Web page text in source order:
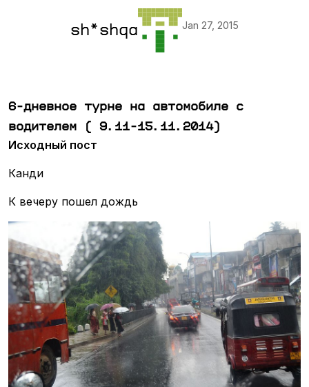
sh*shqa Jan 27, 2015
6-дневное турне на автомобиле с
водителем ( 9.11-15.11.2014)
Исходный пост
Канди
К вечеру пошел дождь